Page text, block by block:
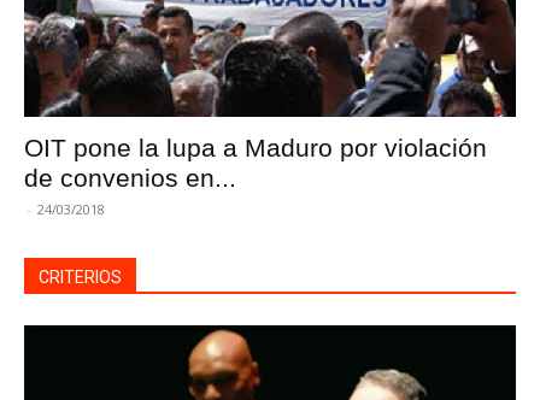
OIT pone la lupa a Maduro por violación
de convenios en...
- 24/03/2018
CRITERIOS